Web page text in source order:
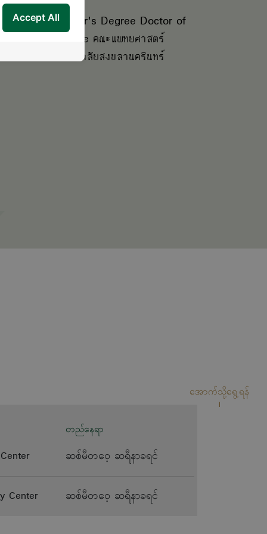
Bachelor's Degree Doctor of
Medicine คณะแพทยศาสตร์
มหาวิทยาลัยสงขลานครินทร์
တည်နေရာ
ဆစ်မီတဝေ့ ဆရီနာခရင်
Center ဆစ်မီတဝေ့ ဆရီနာခရင်
အောက်သို့ရွေ့ရန်
Accept All